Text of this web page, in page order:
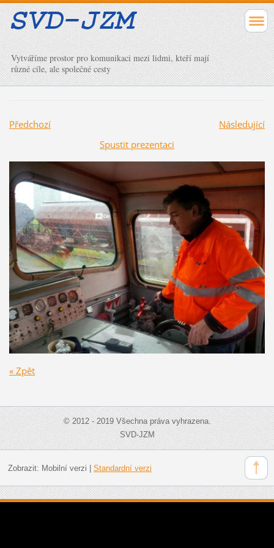
Vytváříme prostor pro komunikaci mezi lidmi, kteří mají
různé cíle, ale společné cesty
Předchozí
Následující
Spustit prezentaci
« Zpět
© 2012 - 2019 Všechna práva vyhrazena.
SVD-JZM
Zobrazit: Mobilní verzi Standardní verzi